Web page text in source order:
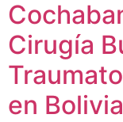
Cirugía
en Bolivia